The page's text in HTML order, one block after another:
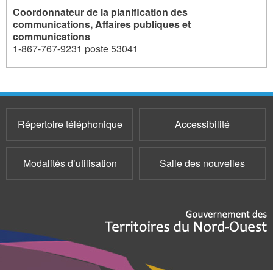
Coordonnateur de la planification des
communications, Affaires publiques et
communications
1-867-767-9231 poste 53041
355
355
355
355
355
355
355
355
Répertoire téléphonique Accessibilité
Modalités d’utilisation Salle des nouvelles